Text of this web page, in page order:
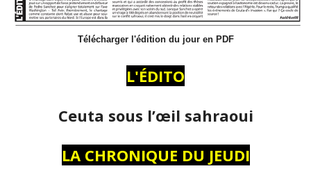
Télécharger l'édition du jour en PDF
L'ÉDITO
Ceuta sous l’œil sahraoui
LA CHRONIQUE DU JEUDI